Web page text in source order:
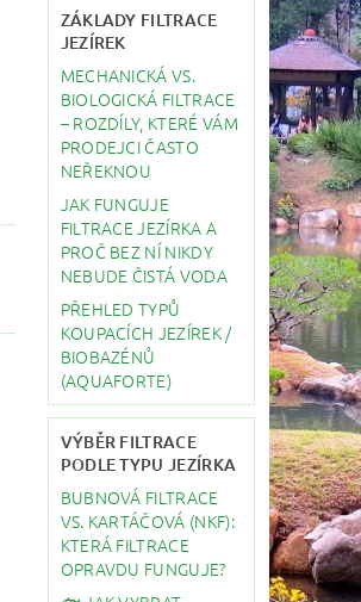
ZÁKLADY FILTRACE
JEZÍREK
MECHANICKÁ VS.
BIOLOGICKÁ FILTRACE
– ROZDÍLY, KTERÉ VÁM
PRODEJCI ČASTO
NEŘEKNOU
JAK FUNGUJE
FILTRACE JEZÍRKA A
PROČ BEZ NÍ NIKDY
NEBUDE ČISTÁ VODA
PŘEHLED TYPŮ
KOUPACÍCH JEZÍREK /
BIOBAZÉNŮ
(AQUAFORTE)
VÝBĚR FILTRACE
PODLE TYPU JEZÍRKA
BUBNOVÁ FILTRACE
VS. KARTÁČOVÁ (NKF):
KTERÁ FILTRACE
OPRAVDU FUNGUJE?